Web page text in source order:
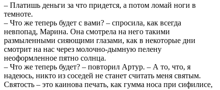
– Платишь деньги за что придется, а потом ломай ноги в
темноте.
– Что же теперь будет с вами? – спросила, как всегда
невпопад, Марина. Она смотрела на него такими
размыленными сияющими глазами, как в некоторые дни
смотрит на нас через молочно-дымную пелену
неоформленное пятно солнца.
– Что же теперь будет? – повторил Артур. – А то, что, я
надеюсь, никто из соседей не станет считать меня святым.
Святость – это каинова печать, как гумма носа при сифилисе,